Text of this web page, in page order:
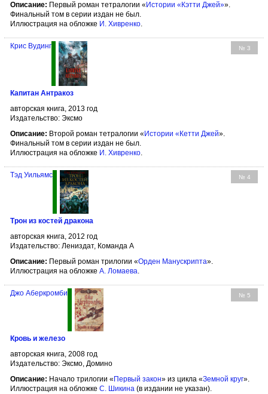
Описание: Первый роман тетралогии « Истории «Кэтти Джей»».
Финальный том в серии издан не был.
Иллюстрация на обложке И. Хивренко.
№ 3
Крис Вудинг
Капитан Антракоз
авторская книга, 2013 год
Издательство: Эксмо
Описание: Второй роман тетралогии «Истории «Кетти Джей».
Финальный том в серии издан не был.
Иллюстрация на обложке И. Хивренко
№ 4
Тэд Уильямс
Трон из костей дракона
авторская книга, 2012 год
Издательство: Лениздат, Команда А
Описание: Первый роман трилогии «Орден Манускрипта».
Иллюстрация на обложке А. Ломаева.
№ 5
Джо Аберкромби
Кровь и железо
авторская книга, 2008 год
Издательство: Эксмо, Домино
Описание: Начало трилогии « Первый закон» из цикла «Земной круг».
Иллюстрация на обложке С. Шикина (в издании не указан).